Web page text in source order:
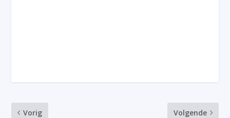
Vorig Volgende